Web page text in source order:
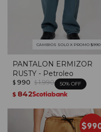
CAMBIOS SOLO X PROMO $990
PANTALON ERMIZOR
RUSTY - Petroleo
$ 990 $ 1.990 50
$ 842